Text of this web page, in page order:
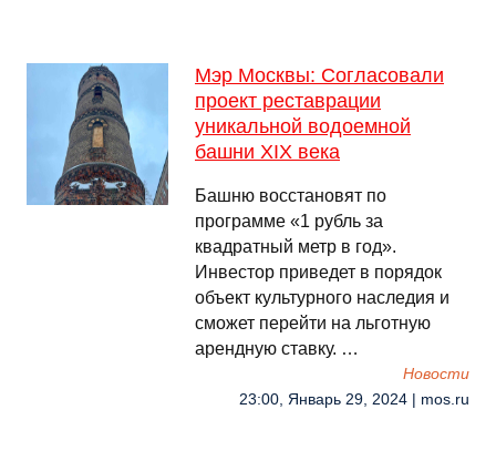
Мэр Москвы: Согласовали
проект реставрации
уникальной водоемной
башни XIX века
Башню восстановят по
программе «1 рубль за
квадратный метр в год».
Инвестор приведет в порядок
объект культурного наследия и
сможет перейти на льготную
арендную ставку. …
Новости
23:00, Январь 29, 2024 | mos.ru